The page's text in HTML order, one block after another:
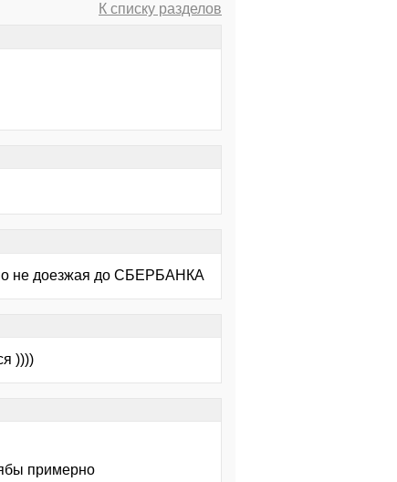
К списку разделов
не доезжая до СБЕРБАНКА
))))
примерно